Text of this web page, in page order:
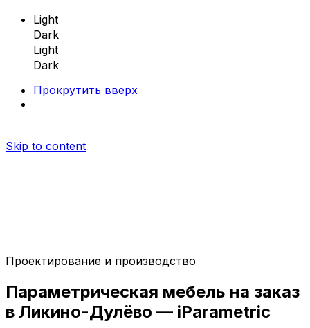
Light
Dark
Light
Dark
Прокрутить вверх
Skip to content
Параметрические скамейки
Параметрические кресла
Проектирование и производство
Параметрическая мебель на заказ
в Ликино-Дулёво — iParametric